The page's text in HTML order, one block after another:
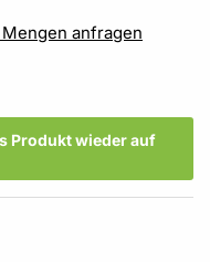
anfragen
Produkt wieder auf